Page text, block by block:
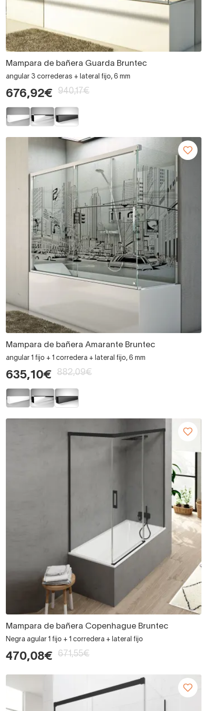
Mampara de bañera Guarda Bruntec
angular 3 correderas + lateral fijo, 6 mm
676,92€ 940,17€
Mampara de bañera Amarante Bruntec
angular 1 fijo + 1 corredera + lateral fijo, 6 mm
635,10€ 882,09€
Mampara de bañera Copenhague Bruntec
Negra agular 1 fijo + 1 corredera + lateral fijo
470,08€ 671,55€